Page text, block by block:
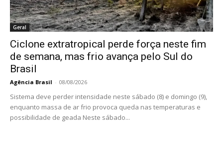
Geral
Ciclone extratropical perde força neste fim
de semana, mas frio avança pelo Sul do
Brasil
Agência Brasil - 08/08/2026
Sistema deve perder intensidade neste sábado (8) e domingo (9),
enquanto massa de ar frio provoca queda nas temperaturas e
possibilidade de geada Neste sábado...